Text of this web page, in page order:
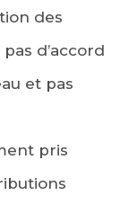
des
d’accord
et pas
pris